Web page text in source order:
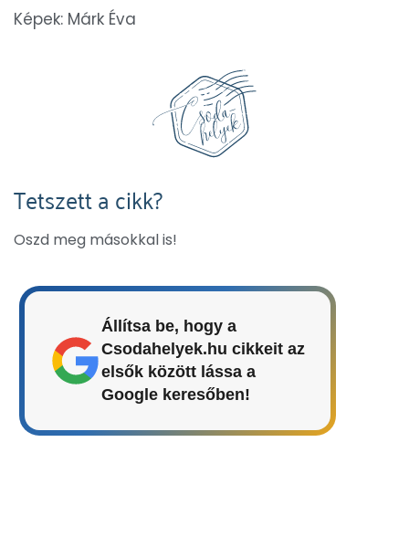
Képek: Márk Éva
Tetszett a cikk?
Oszd meg másokkal is!
Állítsa be, hogy a
Csodahelyek.hu cikkeit az
elsők között lássa a
Google keresőben!